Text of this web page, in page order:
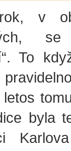
v
To
letos
byla